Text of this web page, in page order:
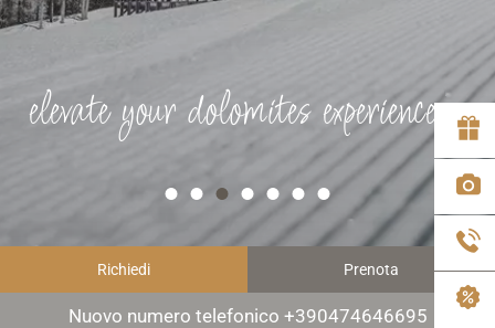
elevate your dolomites experience
Richiedi Prenota
Nuovo numero telefonico +390474646695